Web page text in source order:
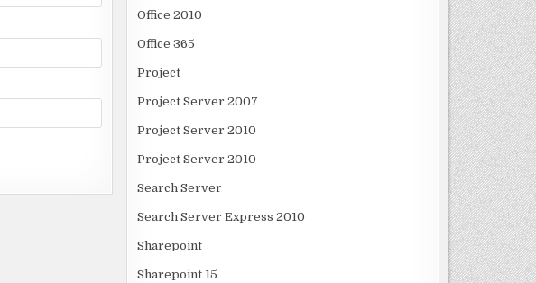
Office 2010
Office 365
Project
Project Server 2007
Project Server 2010
Project Server 2010
Search Server
Search Server Express 2010
Sharepoint
Sharepoint 15